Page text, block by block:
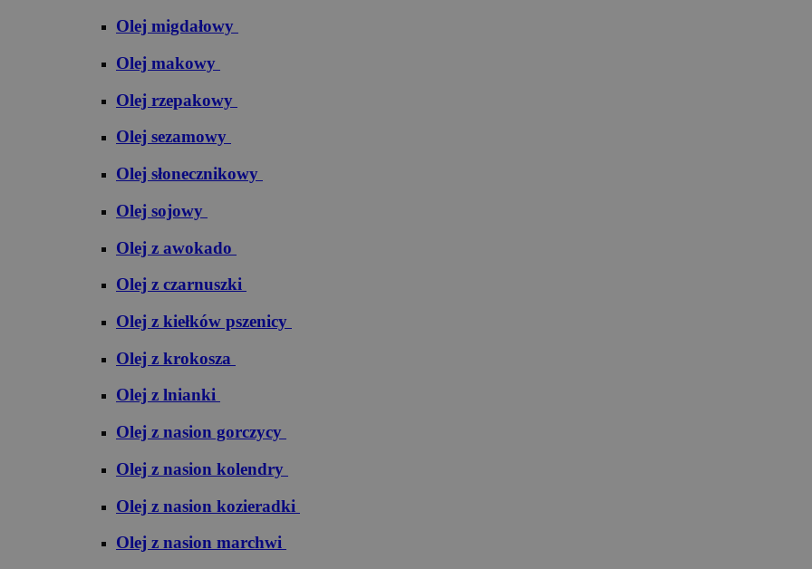
Olej migdałowy
Olej makowy
Olej rzepakowy
Olej sezamowy
Olej słonecznikowy
Olej sojowy
Olej z awokado
Olej z czarnuszki
Olej z kiełków pszenicy
Olej z krokosza
Olej z lnianki
Olej z nasion gorczycy
Olej z nasion kolendry
Olej z nasion kozieradki
Olej z nasion marchwi